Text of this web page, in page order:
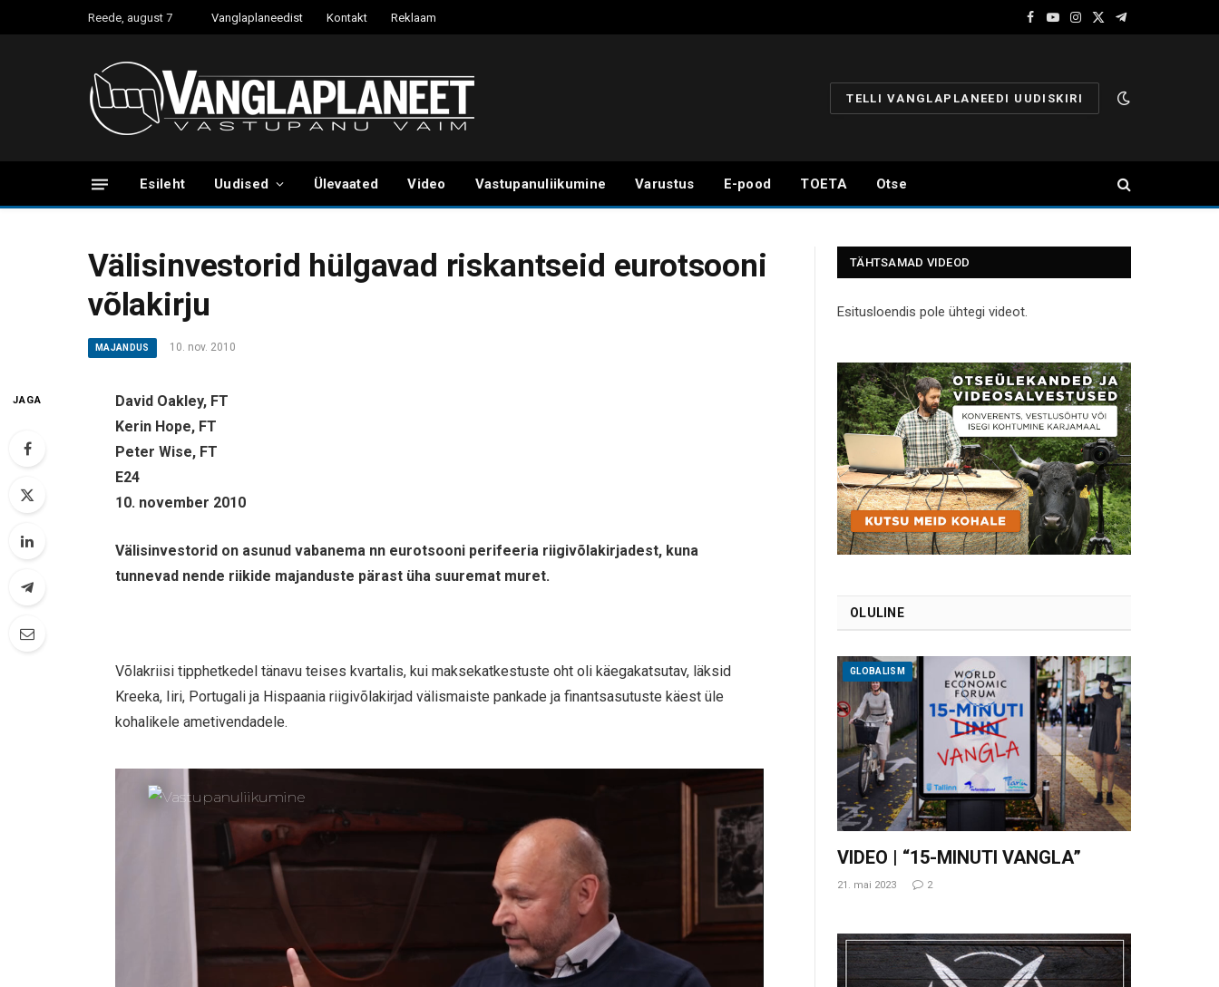
Reede, august 7 Vanglaplaneedist Kontakt Reklaam
Facebook
YouTube
Instagram
X
Telegram
TELLI VANGLAPLANEEDI UUDISKIRI
Esileht Uudised Ülevaated Video Vastupanuliikumine Varustus E-pood TOETA Otse
Välisinvestorid hülgavad riskantseid eurotsooni
võlakirju
MAJANDUS 10. nov. 2010
JAGA
David Oakley, FT
Kerin Hope, FT
Peter Wise, FT
E24
10. november 2010
Välisinvestorid on asunud vabanema nn eurotsooni perifeeria riigivõlakirjadest, kuna
tunnevad nende riikide majanduste pärast üha suuremat muret.
Võlakriisi tipphetkedel tänavu teises kvartalis, kui maksekatkestuste oht oli käegakatsutav, läksid
Kreeka, Iiri, Portugali ja Hispaania riigivõlakirjad välismaiste pankade ja finantsasutuste käest üle
kohalikele ametivendadele.
TÄHTSAMAD VIDEOD
Esitusloendis pole ühtegi videot.
OLULINE
GLOBALISM
VIDEO | “15-MINUTI VANGLA”
21. mai 2023 2